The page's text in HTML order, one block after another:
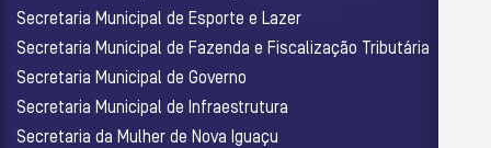
Secretaria Municipal de Esporte e Lazer
Secretaria Municipal de Fazenda e Fiscalização Tributária
Secretaria Municipal de Governo
Secretaria Municipal de Infraestrutura
Secretaria da Mulher de Nova Iguaçu